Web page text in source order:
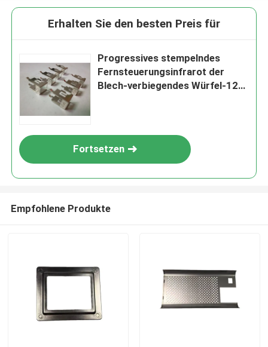
Erhalten Sie den besten Preis für
Progressives stempelndes
Fernsteuerungsinfrarot der
Blech-verbiegendes Würfel-12G
Fortsetzen
Empfohlene Produkte